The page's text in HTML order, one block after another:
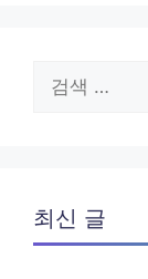
색:
최신 글